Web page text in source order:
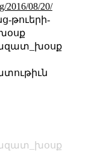
2016/08/20/
թուերի-